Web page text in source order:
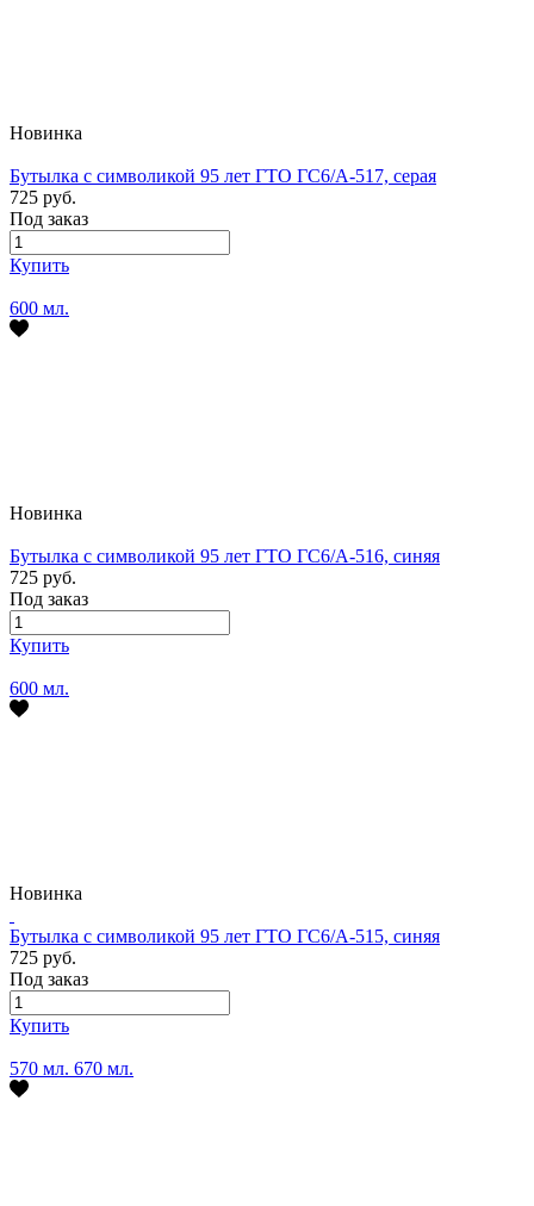
Новинка
Бутылка с символикой 95 лет ГТО ГС6/А-517, серая
725 руб.
Под заказ
Купить
600 мл.
Новинка
Бутылка с символикой 95 лет ГТО ГС6/А-516, синяя
725 руб.
Под заказ
Купить
600 мл.
Новинка
Бутылка с символикой 95 лет ГТО ГС6/А-515, синяя
725 руб.
Под заказ
Купить
570 мл. 670 мл.